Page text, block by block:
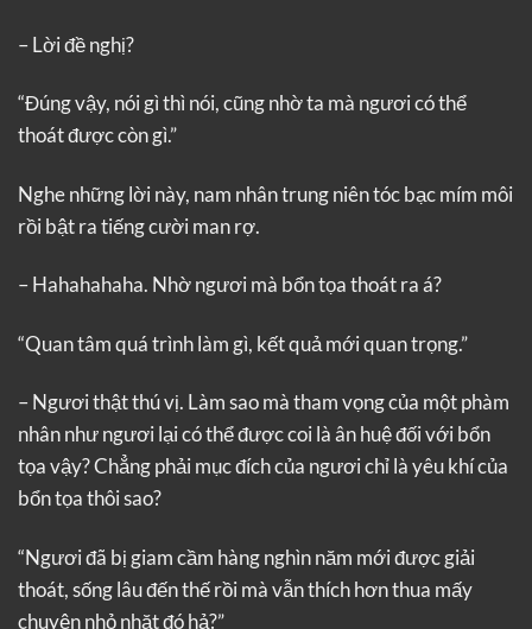
– Lời đề nghị?
“Đúng vậy, nói gì thì nói, cũng nhờ ta mà ngươi có thể
thoát được còn gì.”
Nghe những lời này, nam nhân trung niên tóc bạc mím môi
rồi bật ra tiếng cười man rợ.
– Hahahahaha. Nhờ ngươi mà bổn tọa thoát ra á?
“Quan tâm quá trình làm gì, kết quả mới quan trọng.”
– Ngươi thật thú vị. Làm sao mà tham vọng của một phàm
nhân như ngươi lại có thể được coi là ân huệ đối với bổn
tọa vậy? Chẳng phải mục đích của ngươi chỉ là yêu khí của
bổn tọa thôi sao?
“Ngươi đã bị giam cầm hàng nghìn năm mới được giải
thoát, sống lâu đến thế rồi mà vẫn thích hơn thua mấy
chuyện nhỏ nhặt đó hả?”